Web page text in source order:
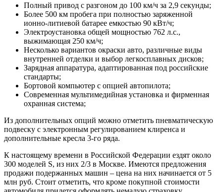
Полный привод с разгоном до 100 км/ч за 2,9 секунды;
Более 500 км пробега при полностью заряженной
ионно-литиевой батарее емкостью 90 кВт/ч;
Электроустановка общей мощностью 762 л.с.,
выжимающая 250 км/ч;
Несколько вариантов окраски авто, различные виды
внутренней отделки и выбор легкосплавных дисков;
Зарядная аппаратура, адаптированная под российские
стандарты;
Бортовой компьютер с опцией автопилота;
Современная мультимедийная установка и фирменная
охранная система;
Из дополнительных опций можно отметить пневматическую
подвеску с электронным регулированием клиренса и
дополнительные кресла 3-го ряда.
К настоящему времени в Российской Федерации ездят около
300 моделей S, из них 2/3 в Москве. Имеются предложения
продажи подержанных машин – цена на них начинается от 5
млн руб. Стоит отметить, что кроме покупной стоимости